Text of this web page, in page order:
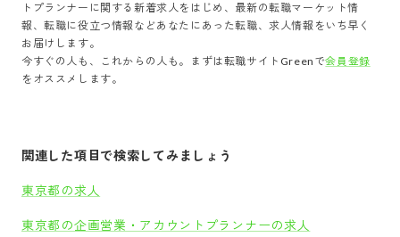
トプランナー に関する新着求人をはじめ、最新の転職マーケット情
報、転職に役立つ情報などあなたにあった転職、求人情報をいち早く
お届けします。
今すぐの人も、これからの人も。まずは転職サイトGreenで会員登録
をオススメします。
関連した項目で検索してみましょう
東京都の求人
東京都の企画営業・アカウントプランナーの求人